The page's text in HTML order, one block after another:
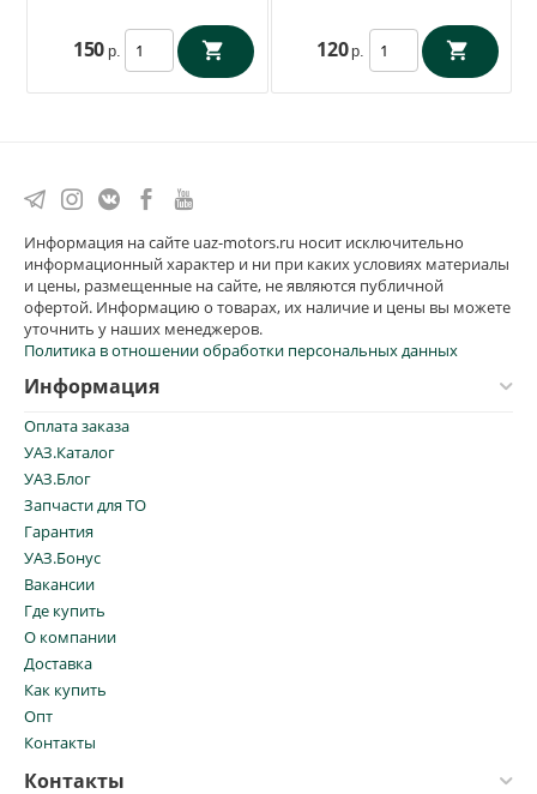
150 р. 120 р.
Информация на сайте uaz-motors.ru носит исключительно
информационный характер и ни при каких условиях материалы
и цены, размещенные на сайте, не являются публичной
офертой. Информацию о товарах, их наличие и цены вы можете
уточнить у наших менеджеров.
Политика в отношении обработки персональных данных
Информация
Оплата заказа
УАЗ.Каталог
УАЗ.Блог
Запчасти для ТО
Гарантия
УАЗ.Бонус
Вакансии
Где купить
О компании
Доставка
Как купить
Опт
Контакты
Контакты